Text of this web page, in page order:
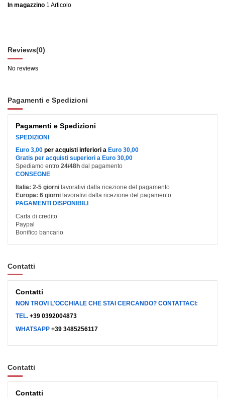
In magazzino 1 Articolo
Reviews(0)
No reviews
Pagamenti e Spedizioni
Pagamenti e Spedizioni
SPEDIZIONI
Euro 3,00 per acquisti inferiori a Euro 30,00
Gratis per acquisti superiori a Euro 30,00
Spediamo entro 24/48h dal pagamento
CONSEGNE
Italia: 2-5 giorni lavorativi dalla ricezione del pagamento
Europa: 6 giorni lavorativi dalla ricezione del pagamento
PAGAMENTI DISPONIBILI
Carta di credito
Paypal
Bonifico bancario
Contatti
Contatti
NON TROVI L'OCCHIALE CHE STAI CERCANDO? CONTATTACI:
TEL. +39 0392004873
WHATSAPP +39 3485256117
Contatti
Contatti